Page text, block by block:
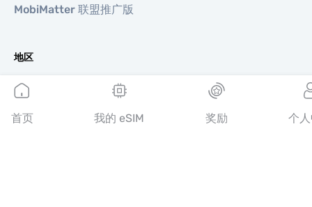
MobiMatter 联盟推广版
地区
欧洲 eSIM
亚洲 eSIM
美洲 eSIM
首页 我的 eSIM 奖励 个